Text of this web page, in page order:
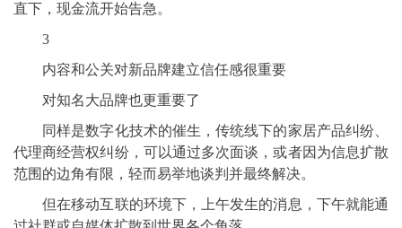
直下，现金流开始告急。
3
内容和公关对新品牌建立信任感很重要
对知名大品牌也更重要了
同样是数字化技术的催生，传统线下的家居产品纠纷、
代理商经营权纠纷，可以通过多次面谈，或者因为信息扩散
范围的边角有限，轻而易举地谈判并最终解决。
但在移动互联的环境下，上午发生的消息，下午就能通